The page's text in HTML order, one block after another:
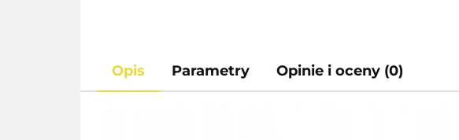
Opis Parametry Opinie i oceny (0)